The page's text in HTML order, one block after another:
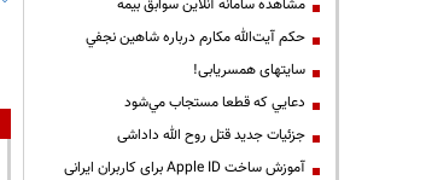
مشاهده سامانه آنلاين سوابق بیمه
حكم آيت‌الله مكارم درباره شاهين نجفي
سایتهای همسریابی!
دعايي كه قطعا مستجاب مي‌شود
جزئیات جدید قتل روح الله داداشی
آموزش ساخت Apple ID برای کاربران ایرانی